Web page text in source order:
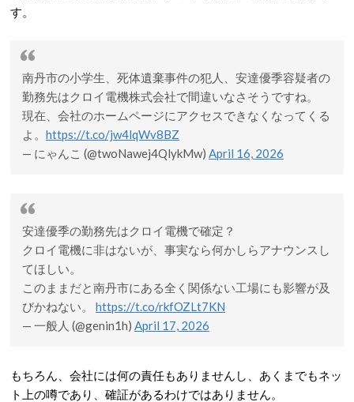
す。
南丹市の小学生、死体遺棄事件の犯人、安達優季容疑者の
勤務先はクロイ電機株式会社で間違いなさそうですね。
現在、会社のホームページにアクセスできなくなってくる
よ。 https://t.co/jw4lqWv8BZ
— にゃんこ (@twoNawej4QlykMw) April 16, 2026
安達優季の勤務先はクロイ電機で確定？
クロイ電機に非はないが、事実なら何かしらアナウンスし
てほしい。
このままだと南丹市にある全く関係ない工場にも影響が及
びかねない。 https://t.co/rkfOZLt7KN
— 一般人 (@genin1h) April 17, 2026
もちろん、会社には何の責任もありませんし、あくまでもネッ
ト上の噂であり、確証があるわけではありません。